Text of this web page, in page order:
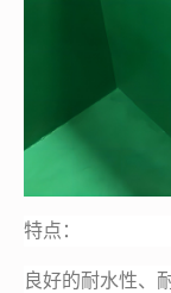
特点：
良好的耐水性、